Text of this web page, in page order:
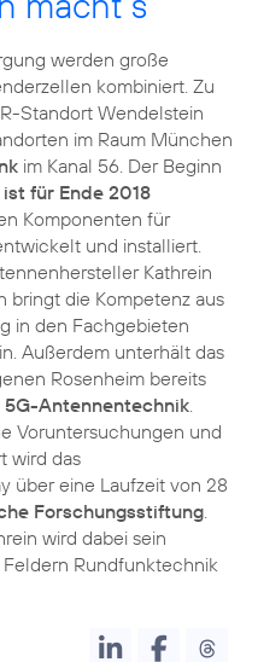
werden große
kombiniert. Zu
Standort Wendelstein
im Raum München
im Kanal 56. Der Beginn
für Ende 2018
Komponenten für
und installiert.
Kathrein
bringt die Kompetenz aus
in den Fachgebieten
Außerdem unterhält das
Rosenheim bereits
Antennentechnik
Voruntersuchungen und
wird das
über eine Laufzeit von 28
Forschungsstiftung
wird dabei sein
Rundfunktechnik